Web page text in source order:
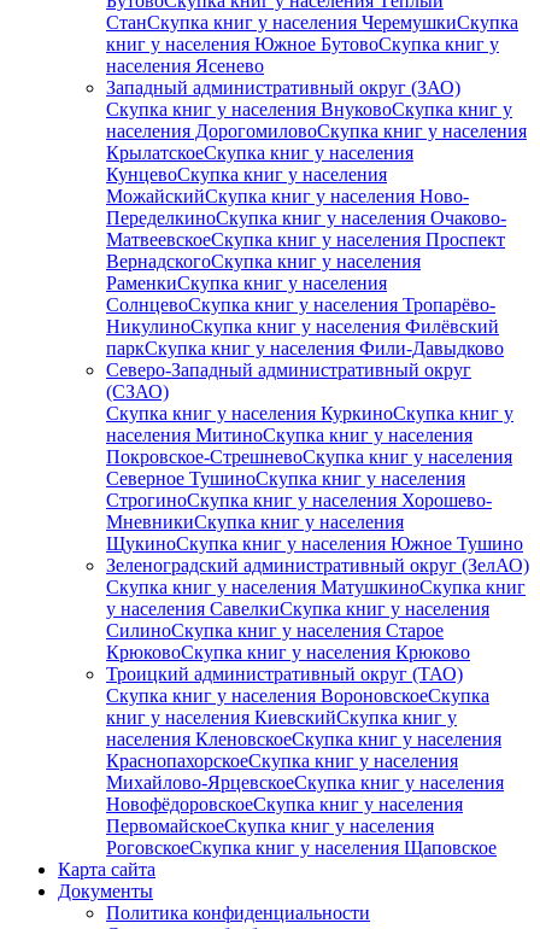
СтанСкупка книг у населения ЧеремушкиСкупка
книг у населения Южное БутовоСкупка книг у
населения Ясенево
Западный административный округ (ЗАО)
Скупка книг у населения ВнуковоСкупка книг у
населения ДорогомиловоСкупка книг у населения
КрылатскоеСкупка книг у населения
КунцевоСкупка книг у населения
МожайскийСкупка книг у населения Ново-
ПеределкиноСкупка книг у населения Очаково-
МатвеевскоеСкупка книг у населения Проспект
ВернадскогоСкупка книг у населения
РаменкиСкупка книг у населения
СолнцевоСкупка книг у населения Тропарёво-
НикулиноСкупка книг у населения Филёвский
паркСкупка книг у населения Фили-Давыдково
Северо-Западный административный округ
(СЗАО)
Скупка книг у населения КуркиноСкупка книг у
населения МитиноСкупка книг у населения
Покровское-СтрешневоСкупка книг у населения
Северное ТушиноСкупка книг у населения
СтрогиноСкупка книг у населения Хорошево-
МневникиСкупка книг у населения
ЩукиноСкупка книг у населения Южное Тушино
Зеленоградский административный округ (ЗелАО)
Скупка книг у населения МатушкиноСкупка книг
у населения СавелкиСкупка книг у населения
СилиноСкупка книг у населения Старое
КрюковоСкупка книг у населения Крюково
Троицкий административный округ (ТАО)
Скупка книг у населения ВороновскоеСкупка
книг у населения КиевскийСкупка книг у
населения КленовскоеСкупка книг у населения
КраснопахорскоеСкупка книг у населения
Михайлово-ЯрцевскоеСкупка книг у населения
НовофёдоровскоеСкупка книг у населения
ПервомайскоеСкупка книг у населения
РоговскоеСкупка книг у населения Щаповское
Карта сайта
Документы
Политика конфиденциальности